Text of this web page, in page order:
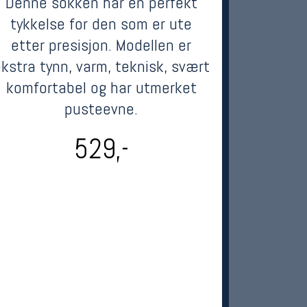
tykkelse for den som er ute
etter presisjon. Modellen er
tynn, varm, teknisk, svært
komfortabel og har utmerket
pusteevne.
529,-